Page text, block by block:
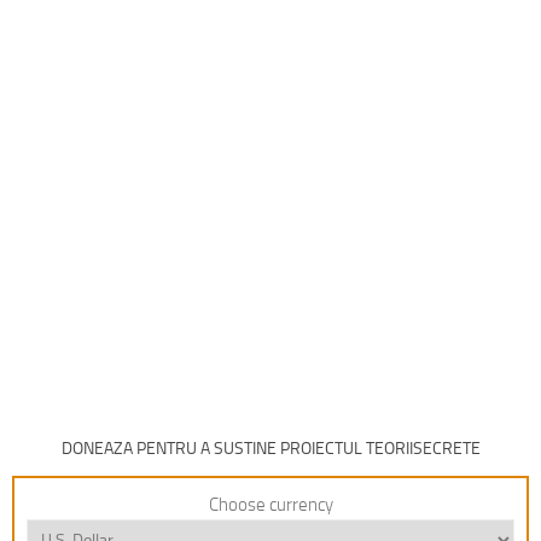
DONEAZA PENTRU A SUSTINE PROIECTUL TEORIISECRETE
Choose currency